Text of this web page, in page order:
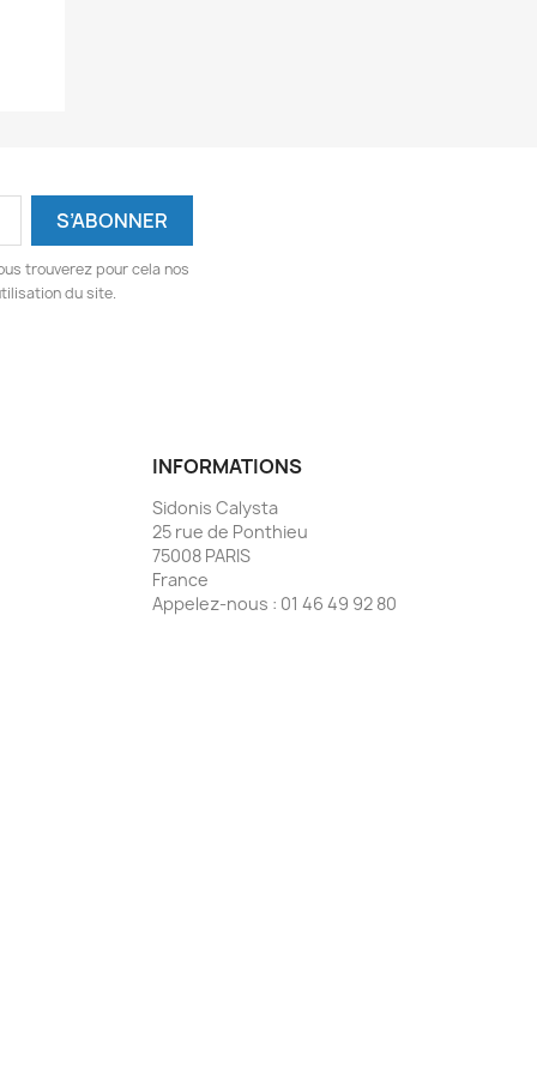
trouverez pour cela nos
du site.
INFORMATIONS
Sidonis Calysta
25 rue de Ponthieu
75008 PARIS
France
Appelez-nous : 01 46 49 92 80